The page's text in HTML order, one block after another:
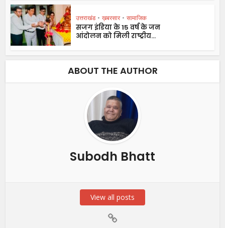
उत्तराखंड • ख़बरसार • सामाजिक
सजग इंडिया के 15 वर्ष के जन
आंदोलन को मिली राष्ट्रीय...
ABOUT THE AUTHOR
Subodh Bhatt
View all posts